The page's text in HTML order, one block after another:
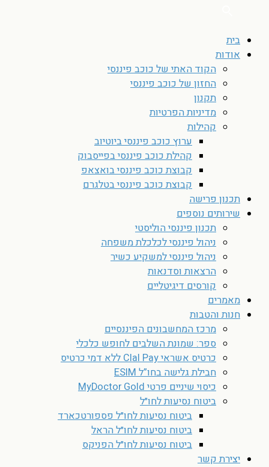
בית
אודות
הקוד האתי של כוכב פיננסי
החזון של כוכב פיננסי
תקנון
מדיניות הפרטיות
קהילות
ערוץ כוכב פיננסי ביוטיוב
קהילת כוכב פיננסי בפייסבוק
קבוצת כוכב פיננסי בואצאפ
קבוצת כוכב פיננסי בטלגרם
תכנון פרישה
שירותים נוספים
תכנון פיננסי הוליסטי
ניהול פיננסי לכלכלת משפחה
ניהול פיננסי למשקיע כשיר
הרצאות וסדנאות
קורסים דיגיטליים
מאמרים
חנות והטבות
מרכז המחשבונים הפיננסיים
ספר: שמונת השלבים לחופש כלכלי
כרטיס אשראי Clal Pay ללא דמי כרטיס
חבילת גלישה בחו”ל ESIM
כיסוי שיניים פרטי MyDoctor Gold
ביטוח נסיעות לחו״ל
ביטוח נסיעות לחו״ל פספורטכארד
ביטוח נסיעות לחו״ל הראל
ביטוח נסיעות לחו״ל הפניקס
יצירת קשר